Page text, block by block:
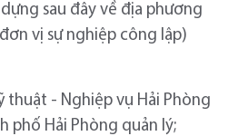
sau đây về địa phương
vị sự nghiệp công lập)
thuật - Nghiệp vụ Hải Phòng
phố Hải Phòng quản lý;